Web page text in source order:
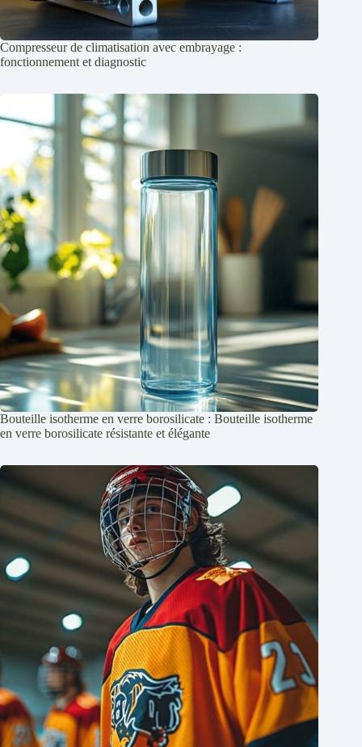
Compresseur de climatisation avec embrayage :
fonctionnement et diagnostic
Bouteille isotherme en verre borosilicate : Bouteille isotherme
en verre borosilicate résistante et élégante